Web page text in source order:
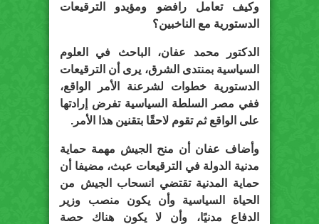
وكيف تعامل رافضو ومؤيدو الترقيعات
الدستورية مع الناخبين؟
الدكتور محمد عفان، الباحث في العلوم
السياسية بمنتدى الشرق، يرى أن الترقيعات
الدستورية خطوات لشرعنة الأمر الواقع،
ففي مصر السلطة السياسية تفرض إرادتها
على الواقع ثم تقوم لاحقًا بتقنين هذا الأمر.
وأضاف عفان أن منح الجيش مهمة حماية
مدنية الدولة في الترقيعات عبث، مضيفا أن
حماية المدنية تقتضي انسحاب الجيش من
الحياة السياسية وأن يكون منصب وزير
الدفاع مدنيًا، وأن لا يكون هناك حصة